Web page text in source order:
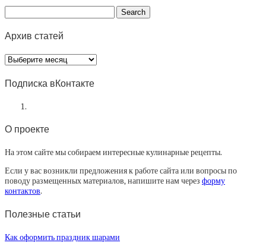
Архив статей
Архив
статей
Подписка вКонтакте
О проекте
На этом сайте мы собираем интересные кулинарные рецепты.
Если у вас возникли предложения к работе сайта или вопросы по
поводу размещенных материалов, напишите нам через форму
контактов.
Полезные статьи
Как оформить праздник шарами